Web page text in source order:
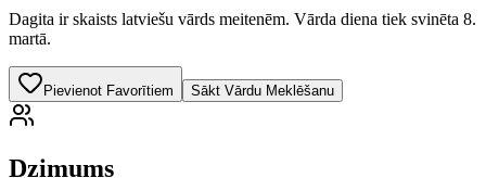
Dagita ir skaists latviešu vārds meitenēm. Vārda diena tiek svinēta 8.
martā.
Pievienot Favorītiem Sākt Vārdu Meklēšanu
Dzimums